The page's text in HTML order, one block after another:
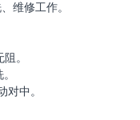
维修工作。
。
中。